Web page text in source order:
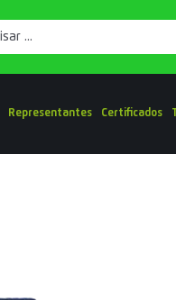
Representantes Certificados